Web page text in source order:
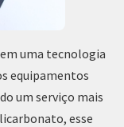
uma tecnologia
equipamentos
um serviço mais
esse